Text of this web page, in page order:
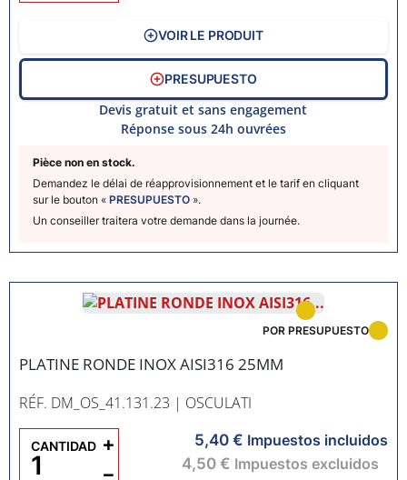
Pièce non en stock.
Demandez le délai de réapprovisionnement et le tarif en cliquant
sur le bouton « PRESUPUESTO ».
Un conseiller traitera votre demande dans la journée.
VOIR LE PRODUIT
PRESUPUESTO
Devis gratuit et sans engagement
Réponse sous 24h ouvrées
PLATINE RONDE INOX AISI316 25MM
RÉF. DM_OS_41.131.23 | OSCULATI
POR PRESUPUESTO
5,40 € Impuestos incluidos
4,50 € Impuestos excluidos
CANTIDAD
−
+